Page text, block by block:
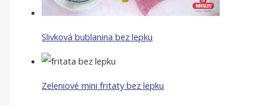
Slivková bublanina bez lepku
Zeleniové mini fritaty bez lepku